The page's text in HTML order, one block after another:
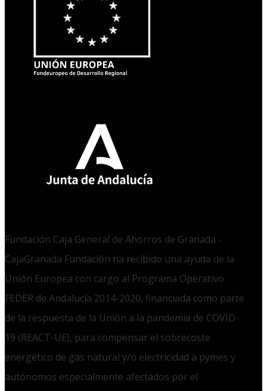
Fundación Caja General de Ahorros de Granada -
CajaGranada Fundación ha recibido una ayuda de la
Unión Europea con cargo al Programa Operativo
FEDER de Andalucía 2014-2020, financiada como parte
de la respuesta de la Unión a la pandemia de COVID-
19 (REACT-UE), para compensar el sobrecoste
energético de gas natural y/o electricidad a pymes y
autónomos especialmente afectados por el